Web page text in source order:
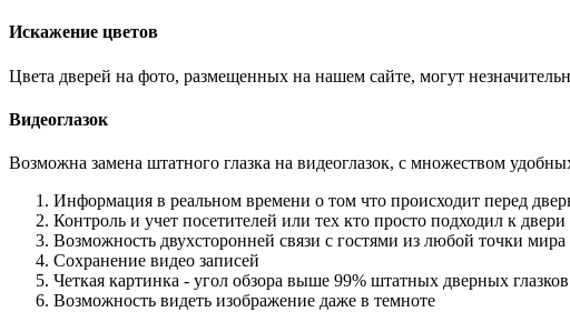
Искажение цветов
Цвета дверей на фото, размещенных на нашем сайте, могут
Видеоглазок
Возможна замена штатного глазка на видеоглазок, с множеством
Информация в реальном времени о том что происходит перед
Контроль и учет посетителей или тех кто просто подходил к
Возможность двухсторонней связи с гостями из любой точки мира
Сохранение видео записей
Четкая картинка - угол обзора выше 99% штатных дверных глазков
Возможность видеть изображение даже в темноте